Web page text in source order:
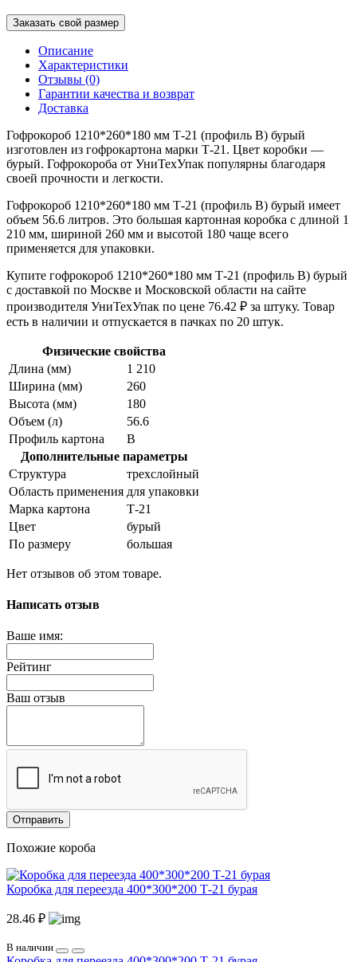
Заказать свой размер
Описание
Характеристики
Отзывы (0)
Гарантии качества и возврат
Доставка
Гофрокороб 1210*260*180 мм Т-21 (профиль B) бурый
изготовлен из гофрокартона марки Т-21. Цвет коробки —
бурый. Гофрокороба от УниТехУпак популярны благодаря
своей прочности и легкости.
Гофрокороб 1210*260*180 мм Т-21 (профиль B) бурый имеет
объем 56.6 литров. Это большая картонная коробка с длиной 1
210 мм, шириной 260 мм и высотой 180 чаще всего
применяется для упаковки.
Купите гофрокороб 1210*260*180 мм Т-21 (профиль B) бурый
с доставкой по Москве и Московской области на сайте
производителя УниТехУпак по цене 76.42 ₽ за штуку. Товар
есть в наличии и отпускается в пачках по 20 штук.
Физические свойства
Длина (мм)
1 210
Ширина (мм)
260
Высота (мм)
180
Объем (л)
56.6
Профиль картона
В
Дополнительные параметры
Структура
трехслойный
Область применения для упаковки
Марка картона
Т-21
Цвет
бурый
По размеру
большая
Нет отзывов об этом товаре.
Написать отзыв
Ваше имя:
Рейтинг
Ваш отзыв
Отправить
Похожие короба
Коробка для переезда 400*300*200 Т-21 бурая
28.46 ₽
В наличии